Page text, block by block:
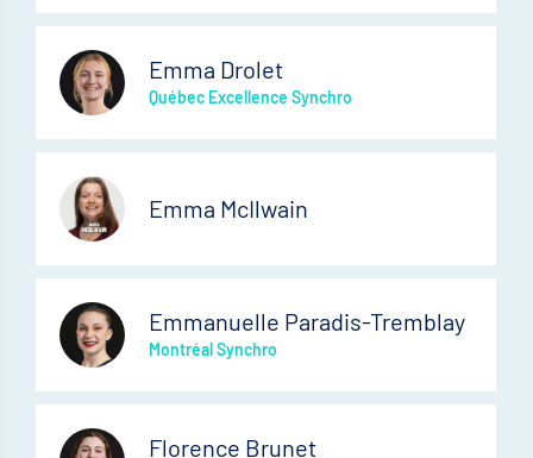
Emma Drolet
Québec Excellence Synchro
Emma McIlwain
Emmanuelle Paradis-Tremblay
Montréal Synchro
Florence Brunet